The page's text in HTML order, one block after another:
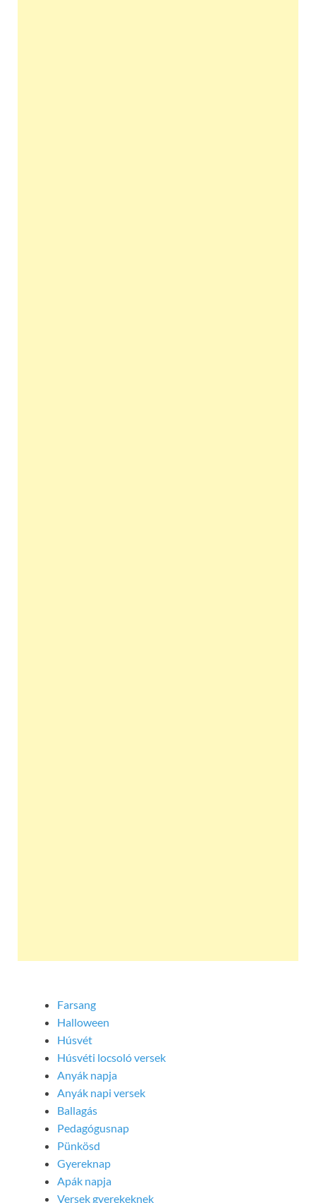
Farsang
Halloween
Húsvét
Húsvéti locsoló versek
Anyák napja
Anyák napi versek
Ballagás
Pedagógusnap
Pünkösd
Gyereknap
Apák napja
Versek gyerekeknek